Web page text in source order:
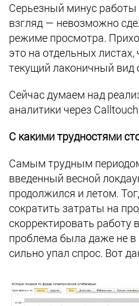
Серьезный минус работы
взгляд — невозможно
режиме просмотра.
это на отдельных
текущий лаконичный вид
Сейчас думаем над
аналитики через
С какими трудностями
Самым трудным
введенный весной
продолжился и летом.
сократить затраты на
скорректировать работу
проблема была даже не в
сильно упал спрос. Вот